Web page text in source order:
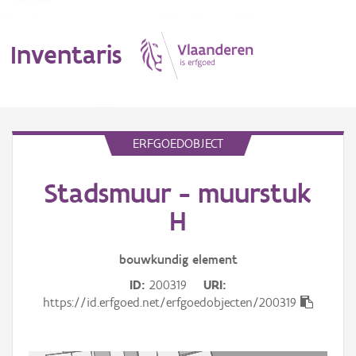
Inventaris
Erfgoedobject
ERFGOEDOBJECT
Stadsmuur - muurstuk
H
bouwkundig element
ID 200319
URI
https://id.erfgoed.net/erfgoedobjecten/200319